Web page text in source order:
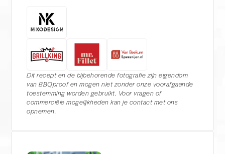
Dit recept en de bijbehorende fotografie zijn eigendom
van BBQproof en mogen niet zonder onze voorafgaande
toestemming worden gebruikt. Voor vragen of
commerciële mogelijkheden kan je contact met ons
opnemen.